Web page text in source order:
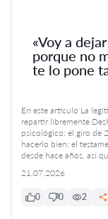
«Voy a
porque no
te lo pone
En este artículo La
repartir libremente
psicológico: el giro de
hacerlo bien: el
desde hace años, así
21.07.2026
0 0 2